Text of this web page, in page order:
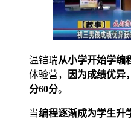
温铠瑞从小学开始学编
体验营，
因为成绩优异
分60分。
当编程逐渐成为学生升